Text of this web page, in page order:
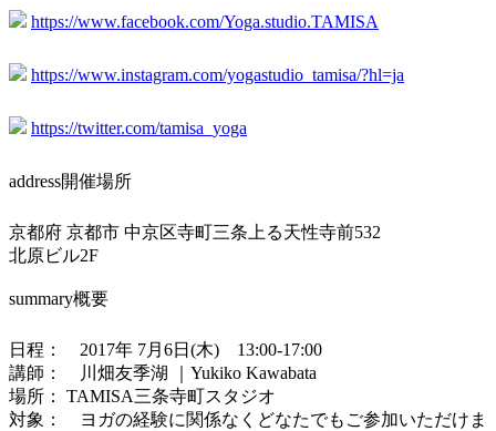
https://www.facebook.com/Yoga.studio.TAMISA
https://www.instagram.com/yogastudio_tamisa/?hl=ja
https://twitter.com/tamisa_yoga
address開催場所
京都府 京都市 中京区寺町三条上る天性寺前532
北原ビル2F
summary概要
日程： 2017年 7月6日(木) 13:00-17:00
講師： 川畑友季湖 ｜Yukiko Kawabata
場所： TAMISA三条寺町スタジオ
対象： ヨガの経験に関係なくどなたでもご参加いただけま